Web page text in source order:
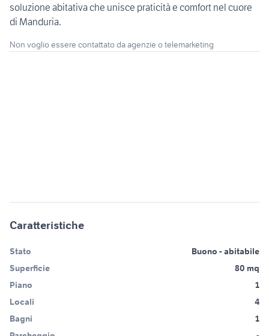
soluzione abitativa che unisce praticità e comfort nel cuore
di Manduria.
Non voglio essere contattato da agenzie o telemarketing
Caratteristiche
Stato
Buono - abitabile
Superficie
80 mq
Piano
1
Locali
4
Bagni
1